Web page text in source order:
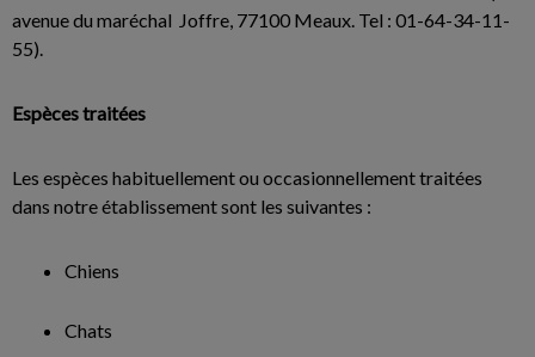
avenue du maréchal Joffre, 77100 Meaux. Tel : 01-64-34-11-
55).
Espèces traitées
Les espèces habituellement ou occasionnellement traitées
dans notre établissement sont les suivantes :
Chiens
Chats